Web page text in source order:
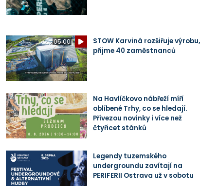
05:00
STOW Karviná rozšiřuje výrobu,
přijme 40 zaměstnanců
Na Havlíčkovo nábřeží míří
oblíbené Trhy, co se hledají.
Přivezou novinky i více než
čtyřicet stánků
Legendy tuzemského
undergroundu zavítají na
PERIFERII Ostrava už v sobotu